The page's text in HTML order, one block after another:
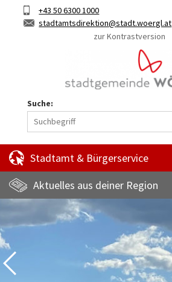
Hauptinhalt
KurztasteTelefon+43 50 6300 1000
E-
stadtamtsdirektion
stadt.woergl.at
zur Kontrastversion
Suche:
Stadtamt & Bürgerservice
Aktuelles aus deiner Region